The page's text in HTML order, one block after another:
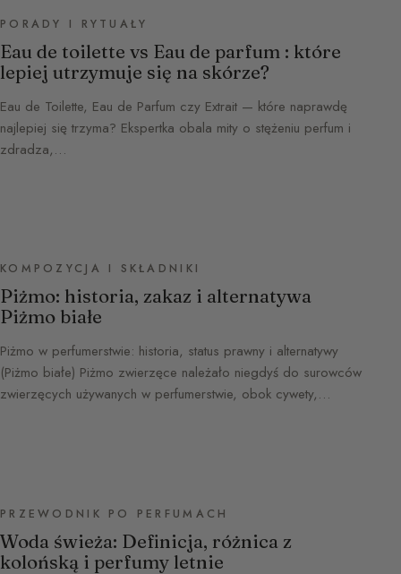
PORADY I RYTUAŁY
Eau de toilette vs Eau de parfum : które
lepiej utrzymuje się na skórze?
Eau de Toilette, Eau de Parfum czy Extrait — które naprawdę
najlepiej się trzyma? Ekspertka obala mity o stężeniu perfum i
zdradza,…
KOMPOZYCJA I SKŁADNIKI
Piżmo: historia, zakaz i alternatywa
Piżmo białe
Piżmo w perfumerstwie: historia, status prawny i alternatywy
(Piżmo białe) Piżmo zwierzęce należało niegdyś do surowców
zwierzęcych używanych w perfumerstwie, obok cywety,…
PRZEWODNIK PO PERFUMACH
Woda świeża: Definicja, różnica z
kolońską i perfumy letnie